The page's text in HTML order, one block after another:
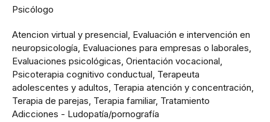
Psicólogo
Atencion virtual y presencial, Evaluación e intervención en
neuropsicología, Evaluaciones para empresas o laborales,
Evaluaciones psicológicas, Orientación vocacional,
Psicoterapia cognitivo conductual, Terapeuta
adolescentes y adultos, Terapia atención y concentración,
Terapia de parejas, Terapia familiar, Tratamiento
Adicciones - Ludopatía/pornografía